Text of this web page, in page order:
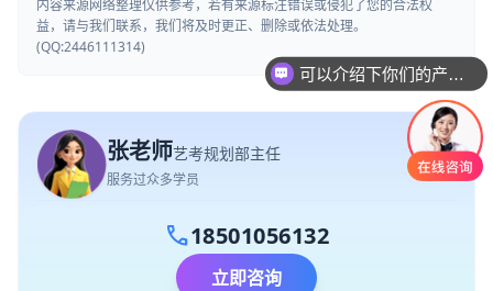
内容来源网络整理仅供参考，若有来源标注错误或侵犯了您的合法权
益，请与我们联系，我们将及时更正、删除或依法处理。
(QQ:2446111314)
张老师艺考规划部主任
服务过众多学员
call18501056132
立即咨询
你们是怎么收费的呢